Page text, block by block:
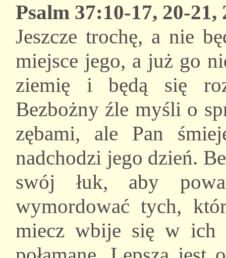
Psalm 37:10-17, 20-21,
Jeszcze trochę, a nie
miejsce jego, a już go
ziemię i będą się
Bezbożny źle myśli o
zębami, ale Pan
nadchodzi jego dzień.
swój łuk, aby
wymordować tych,
miecz wbije się w ich